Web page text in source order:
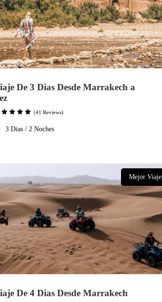
De 3 Dias Desde Marrakech a
3 Dias / 2 Noches
(41 Reviews)
Mejor Viaje
De 4 Dias Desde Marrakech